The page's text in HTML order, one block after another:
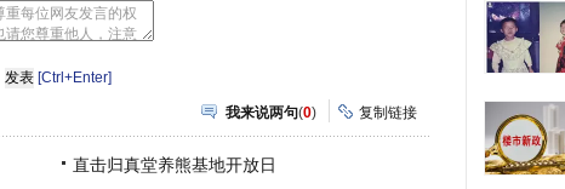
[Ctrl+Enter]
我来说两句(0) 复制链接
直击归真堂养熊基地开放日